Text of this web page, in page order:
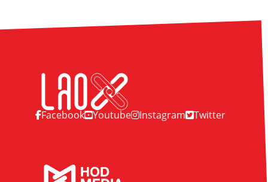
Facebook Youtube Instagram Twitter